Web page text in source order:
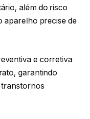
além do risco
aparelho precise de
e corretiva
garantindo
transtornos